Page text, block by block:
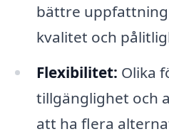
bättre
kvalitet och
Flexibilitet: Olika
tillgänglighet och
att ha flera